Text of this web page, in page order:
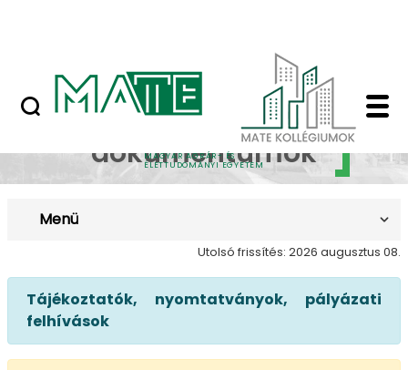
MAGYAR AGRÁR- ÉS
ÉLETTUDOMÁNYI EGYETEM
Nyilvános versenyeztetési felhívások
ElérhetőElérhető
dokumentumok
Menü
Utolsó frissítés: 2026 augusztus 08.
Tájékoztatók, nyomtatványok, pályázati
felhívások